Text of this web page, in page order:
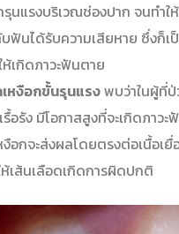
รุนแรงบริเวณช่องปาก จนทำใ
ฟันได้รับความเสียหาย ซึ่งก็เ
ห้เกิดภาวะฟันตาย
เหงือกขั้นรุนแรงพบว่าในผู้ที่ป่
อรัง มีโอกาสสูงที่จะเกิดภาวะ
งือกจะส่งผลโดยตรงต่อเนื้อเ
เส้นเลือดเกิดการผิดปกติ